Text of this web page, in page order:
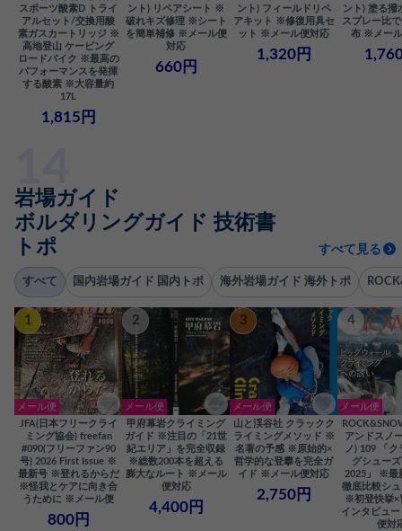
スポーツ酸素D トライ
アルセット/交換用酸
素ガスカートリッジ ※
高地登山 ケービング
ロードバイク ※最高の
パフォーマンスを発揮
する酸素 ※大容量約
17L
1,815円
ント) リペアシート ※
破れキズ修理 ※シート
を簡単補修 ※メール便
対応
660円
ント) フィールドリペ
アキット ※修復用具セ
ット ※メール便対応
1,320円
ント) 塗る
スプレー比
布 ※メー
岩場ガイド
ボルダリングガイド 技術書
トポ
すべて見る
すべて 国内岩場ガイド 国内トポ 海外岩場ガイド 海外トポ
1
メール便
JFA(日本フリークライ
ミング協会) freefan
#090(フリーファン90
号) 2026 First Issue ※
最新号 ※登れるからだ
※怪我とケアに向き合
うために ※メール便
800円
2
メール便
甲府幕岩クライミング
ガイド ※注目の「21世
紀エリア」を完全収録
※総数200本を超える
膨大なルート ※メール
便対応
4,400円
3
メール便
山と渓谷社 クラックク
ライミングメソッド ※
名著の予感 ※原始的×
哲学的な登攀を完全ガ
イド ※メール便対応
2,750円
4
メール便
アンドスノ
ノ) 109 「ク
グシュー
2025」 ※最
徹底比較シ
※初登快挙×
インタビュ
便対